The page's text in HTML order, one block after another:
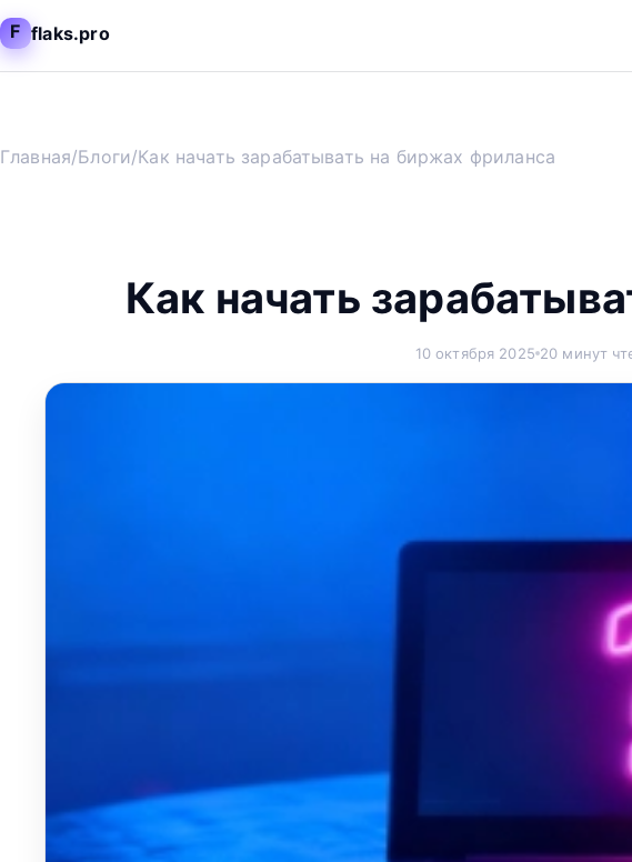
F flaks.pro
Главная/Блоги/Как начать зарабатывать на биржах фриланса
Как начать
10 октября 2025 20 минут